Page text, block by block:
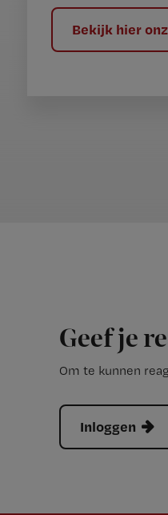
?
Bekijk hier
Geef je
Om te kunnen
Inloggen